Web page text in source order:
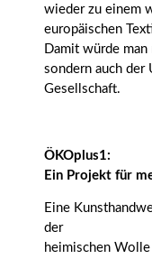
wieder zu einem
europäischen
Damit würde
sondern auch der
Gesellschaft.
ÖKOplus1:
Ein Projekt für
Eine
der
heimischen